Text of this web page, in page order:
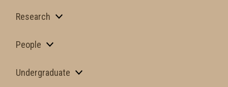
Research
People
Undergraduate